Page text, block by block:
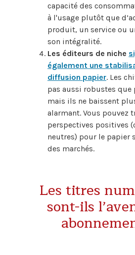
capacité des
à l'usage plutôt que
produit, un service ou
son intégralité.
Les éditeurs de niche
également une
diffusion papier. Les
pas aussi robustes que
mais ils ne baissent
alarmant. Vous pouvez
perspectives positives
neutres) pour le papier
des marchés.
Les titres
sont-ils